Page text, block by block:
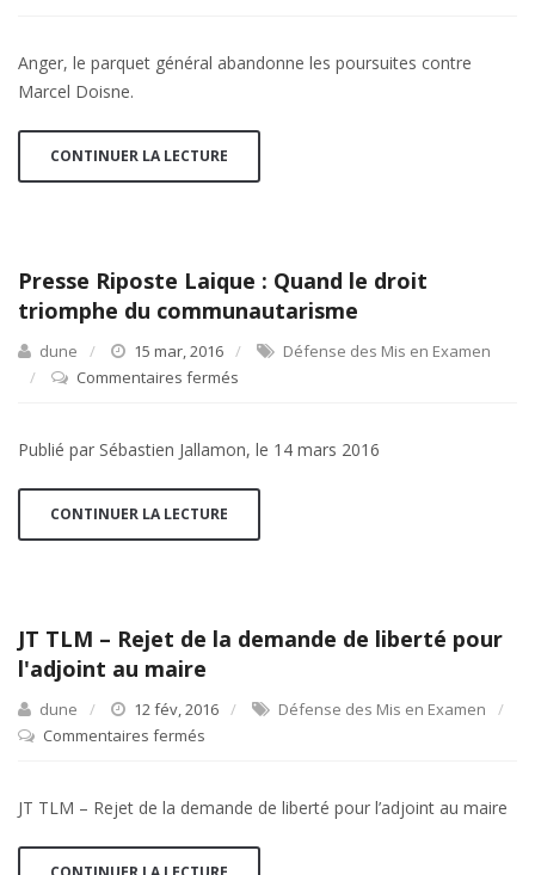
Anger, le parquet général abandonne les poursuites contre
Marcel Doisne.
CONTINUER LA LECTURE
Presse Riposte Laique : Quand le droit
triomphe du communautarisme
dune 15 mar, 2016
Défense des Mis en Examen
Commentaires fermés
Laique
le
communautarisme
Publié par Sébastien Jallamon, le 14 mars 2016
CONTINUER LA LECTURE
JT TLM – Rejet de la demande de liberté pour
l'adjoint au maire
dune 12 fév, 2016
Défense des Mis en Examen
Commentaires fermés
–
de
JT TLM – Rejet de la demande de liberté pour l’adjoint au maire